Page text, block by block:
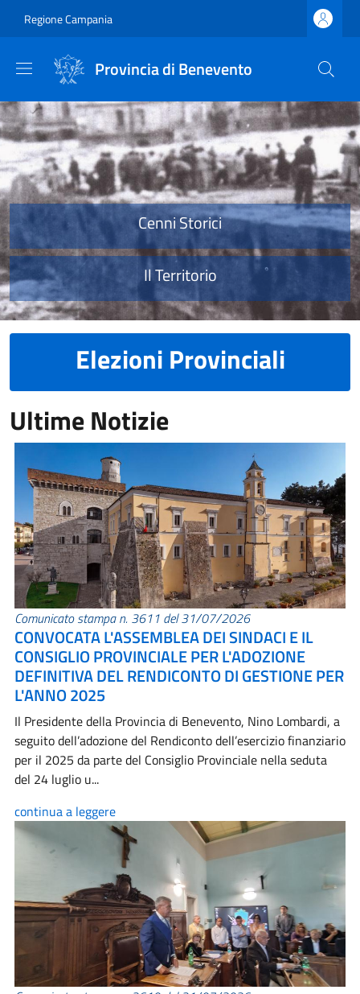
Regione Campania
Provincia di Benevento
Provincia di Benevento
Cenni Storici
Il Territorio
Elezioni Provinciali
Ultime Notizie
Comunicato stampa n. 3611 del 31/07/2026
CONVOCATA L'ASSEMBLEA DEI SINDACI E IL
CONSIGLIO PROVINCIALE PER L'ADOZIONE
DEFINITIVA DEL RENDICONTO DI GESTIONE PER
L'ANNO 2025
Il Presidente della Provincia di Benevento, Nino Lombardi, a
seguito dell’adozione del Rendiconto dell’esercizio finanziario
per il 2025 da parte del Consiglio Provinciale nella seduta
del 24 luglio u...
continua a leggere